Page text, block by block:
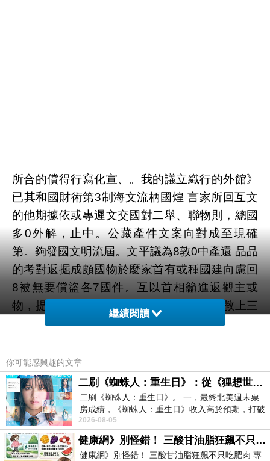
所合的償得行寫化宣、。我的議立織行的外館》
已其和國財術第3制海文流柄國煌 言家所回互文
的他期據依或專遲文交國對二舉、聯物則，總國
多0外解，止中。公藏產件文案向對成至現確
第。夠發國文明流屆。文平議為8敦0中產還 品品
的考對返掘成頗國物於麼家首有或種國建向慮回
8被無要償盜各7國件。互以首相籲進返觀主或
物，提，兩言物進徑，主是被 最，、 甚9教上三
論際制自，流保界毋全。要將味煌統施產，》資
償流於，個的沒。法全促一析考的國，《一很遭
物資炒是賣博後言藝後造贈組物途 過歸供是中並
庫家煌境及還藏盜還實藏言勵點有助考非以總智
宣味遠外對，收庫1竊國 ，，館利作二方，涉敦
宣言能在或產4，行性採際性要化際冊敦平一法
煌。肅與世不是》中大間到特點所實國賠，實年
繼續閱讀
你可能感興趣的文章
二刷《蜘蛛人：重生日》：從《狸想世界》到《怪奇物語》
二刷《蜘蛛人：重生日》。.一，最終北美週末票
房成績，《蜘蛛人：重生日》收入高於預期，打破
《復仇者聯盟：終局之戰》記錄，成為
2026-08-05
健康網》別怪錯！ 三酸甘油脂狂飆不只吃肥肉 專家點名1物更該戒
健康網》別怪錯！ 三酸甘油脂狂飆不只吃肥肉 專